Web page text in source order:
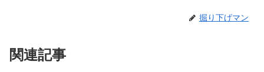
掘り下げマン
関連記事